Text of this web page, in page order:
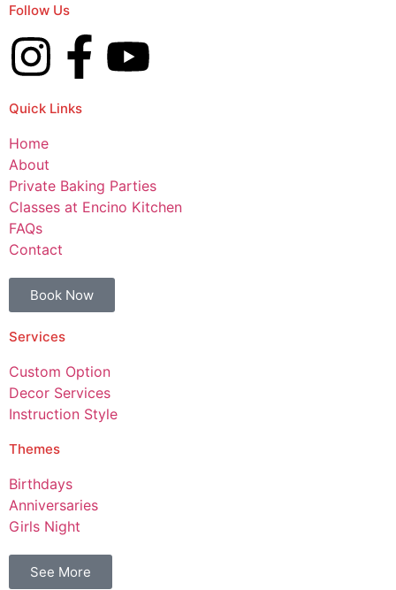
Follow Us
Quick Links
Home
About
Private Baking Parties
Classes at Encino Kitchen
FAQs
Contact
Book Now
Services
Custom Option
Decor Services
Instruction Style
Themes
Birthdays
Anniversaries
Girls Night
See More